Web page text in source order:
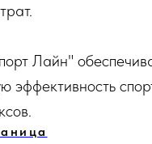
Лайн"
эффективность